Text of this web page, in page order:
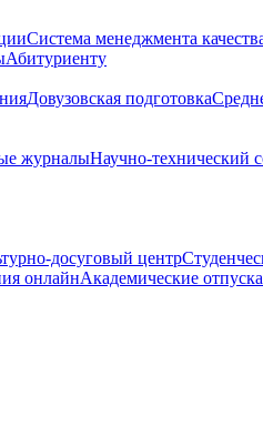
Система менеджмента
Абитуриенту
Довузовская подготовка
журналыНаучно-технический
досуговый центр
онлайнАкадемические отпуска